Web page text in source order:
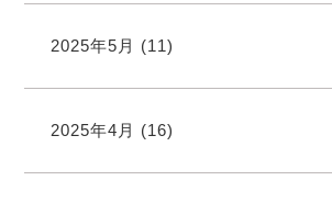
2025年5月 (11)
2025年4月 (16)